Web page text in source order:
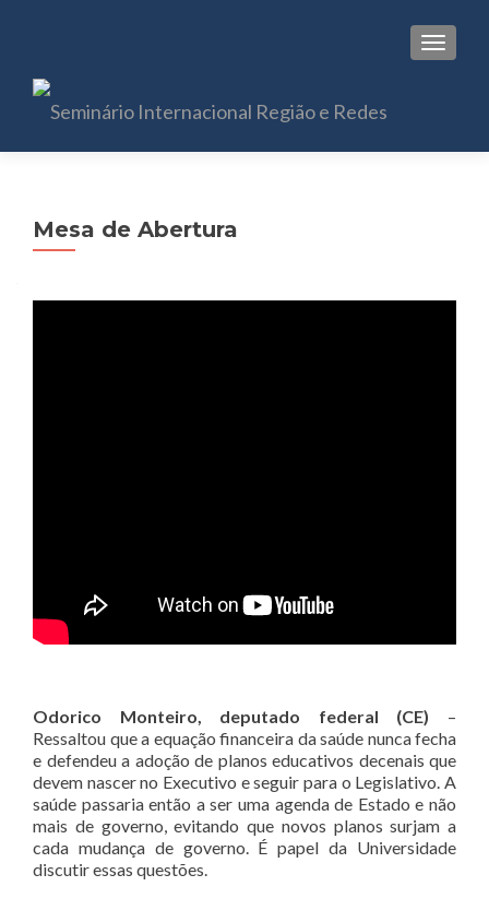
Mesa de Abertura
Odorico Monteiro, deputado federal (CE) –
Ressaltou que a equação financeira da saúde nunca fecha
e defendeu a adoção de planos educativos decenais que
devem nascer no Executivo e seguir para o Legislativo. A
saúde passaria então a ser uma agenda de Estado e não
mais de governo, evitando que novos planos surjam a
cada mudança de governo. É papel da Universidade
discutir essas questões.